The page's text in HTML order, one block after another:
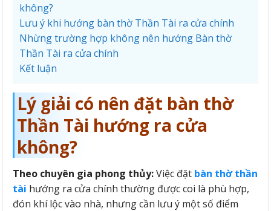
không?
Lưu ý khi hướng bàn thờ Thần Tài ra cửa chính
Nhừng trường hợp không nên hướng Bàn thờ
Thần Tài ra cửa chính
Kết luận
Lý giải có nên đặt bàn thờ
Thần Tài hướng ra cửa
không?
Theo chuyên gia phong thủy:Việc đặt bàn thờ thần
tài hướng ra cửa chính thường được coi là phù hợp,
đón khí lộc vào nhà, nhưng cần lưu ý một số điểm